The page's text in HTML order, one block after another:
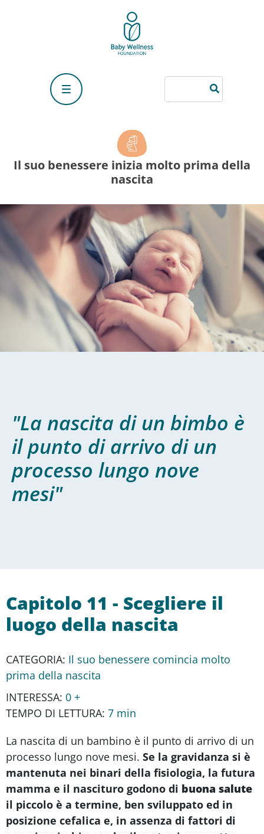
Il suo benessere inizia molto prima della
nascita
"La nascita di un bimbo è
il punto di arrivo di un
processo lungo nove
mesi"
Capitolo 11 - Scegliere il
luogo della nascita
CATEGORIA: Il suo benessere comincia molto
prima della nascita
INTERESSA: 0 +
TEMPO DI LETTURA: 7 min
La nascita di un bambino è il punto di arrivo di un
processo lungo nove mesi. Se la gravidanza si è
mantenuta nei binari della fisiologia, la futura
mamma e il nascituro godono di buona salute
il piccolo è a termine, ben sviluppato ed in
posizione cefalica e, in assenza di fattori di